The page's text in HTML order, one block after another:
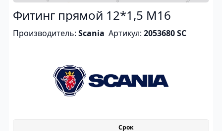
Фитинг прямой 12*1,5 M16
Производитель: Scania Артикул: 2053680 SC
Срок